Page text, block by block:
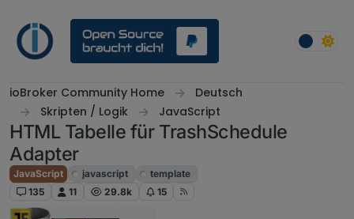
ioBroker Community Home
Deutsch
Skripten / Logik
JavaScript
HTML Tabelle für TrashSchedule
Adapter
JavaScript javascript
template
135
11 29.8k 15